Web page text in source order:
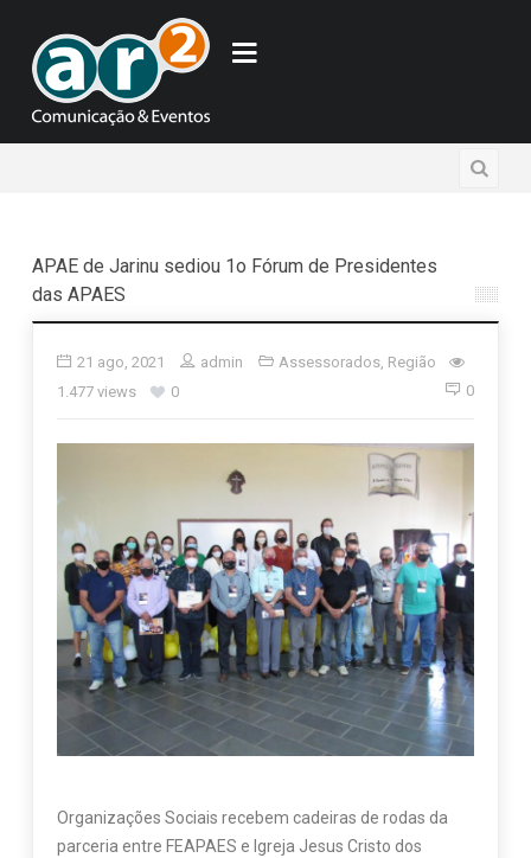
APAE de Jarinu sediou 1o Fórum de Presidentes
das APAES
21 ago, 2021 admin Assessorados, Região
1.477 views
0 0
Organizações Sociais recebem cadeiras de rodas da
parceria entre FEAPAES e Igreja Jesus Cristo dos